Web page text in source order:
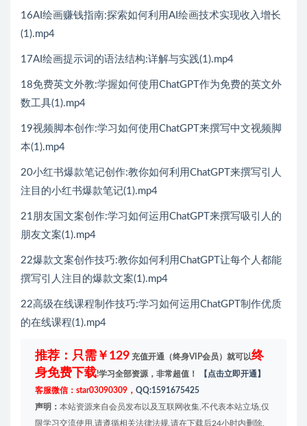
16AI绘画赚钱指南:探索如何利用AI绘画技术实现收入增长
(1).mp4
17AI绘画提示词的语法结构:详解与实践(1).mp4
18免费英文外教:学握如何使用ChatGPT作为免费的英文外
数工具(1).mp4
19视频脚本创作:学习如何使用ChatGPT来撰写中文视频脚
本(1).mp4
20小红书爆款笔记创作:教你如何利用ChatGPT来撰写引人
注目的小红书爆款笔记(1).mp4
21朋友国文案创作:学习如何运用ChatGPT来撰写吸引人的
朋友文案(1).mp4
22爆款文案创作技巧:教你如何利用ChatGPT让每个人都能
撰写引人注目的爆款文案(1).mp4
22高级在线课程制作技巧:学习如何运用ChatGPT制作优质
的在线课程(1).mp4
推荐：只需￥129 充值开通（终身VIP会员）就可以终
身免费下载!学习全部资源，非常超值！
【点击立即开通】
客服微信：star03090309， QQ:1591675425
声明： 本站资源来自会员发布以及互联网收集,不代表本站立场,仅
限学习交流使用,请遵循相关法律法规,请在下载后24小时内删除.